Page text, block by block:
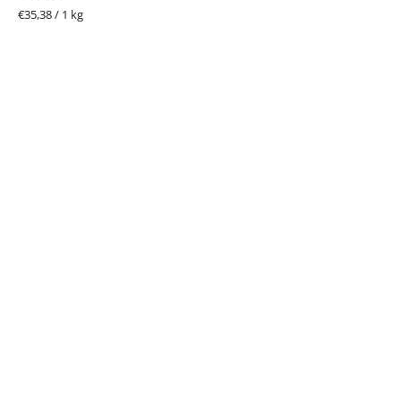
Jednotková
€35,38 / 1 kg